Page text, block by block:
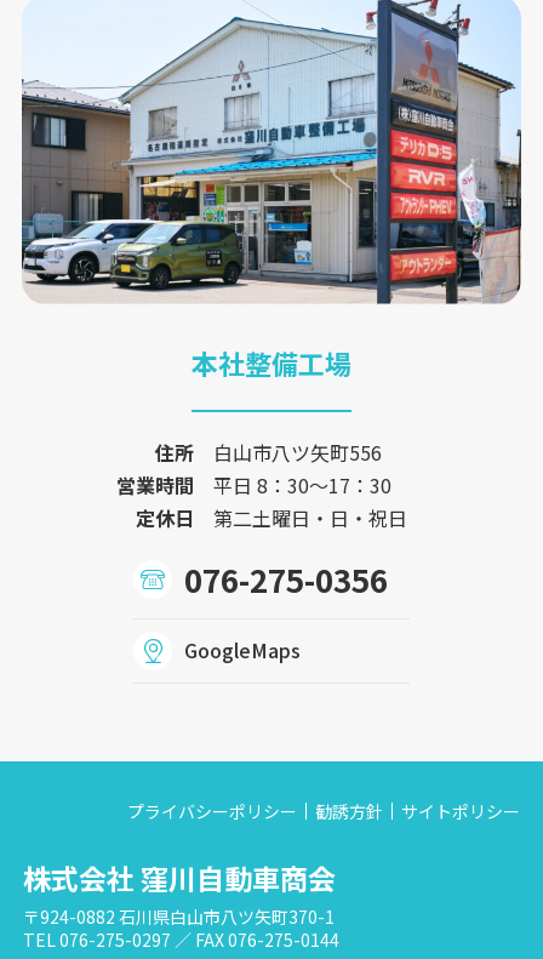
本社整備工場
住所
白山市八ツ矢町556
営業時間
平日 8：30〜17：30
定休日
第二土曜日・日・祝日
076-275-0356
GoogleMaps
プライバシーポリシー 勧誘方針 サイトポリシー
株式会社 窪川自動車商会
〒924-0882 石川県白山市八ツ矢町370-1
TEL 076-275-0297 ／ FAX 076-275-0144